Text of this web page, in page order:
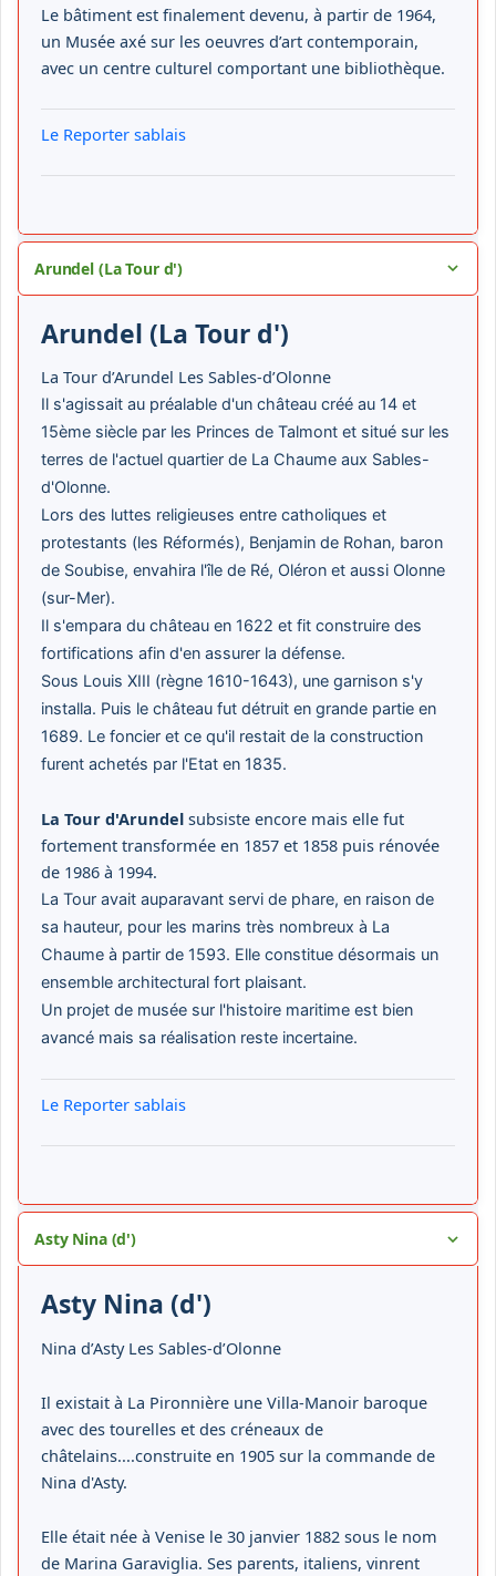
Le bâtiment est finalement devenu, à partir de 1964,
un Musée axé sur les oeuvres d’art contemporain,
avec un centre culturel comportant une bibliothèque.
Le Reporter sablais
Arundel (La Tour d')
Arundel (La Tour d')
La Tour d’Arundel Les Sables-d’Olonne
Il s'agissait au préalable d'un château créé au 14 et
15ème siècle par les Princes de Talmont et situé sur les
terres de l'actuel quartier de La Chaume aux Sables-
d'Olonne.
Lors des luttes religieuses entre catholiques et
protestants (les Réformés), Benjamin de Rohan, baron
de Soubise, envahira l'île de Ré, Oléron et aussi Olonne
(sur-Mer).
Il s'empara du château en 1622 et fit construire des
fortifications afin d'en assurer la défense.
Sous Louis XIII (règne 1610-1643), une garnison s'y
installa. Puis le château fut détruit en grande partie en
1689. Le foncier et ce qu'il restait de la construction
furent achetés par l'Etat en 1835.
La Tour d'Arundel subsiste encore mais elle fut
fortement transformée en 1857 et 1858 puis rénovée
de 1986 à 1994.
La Tour avait auparavant servi de phare, en raison de
sa hauteur, pour les marins très nombreux à La
Chaume à partir de 1593. Elle constitue désormais un
ensemble architectural fort plaisant.
Un projet de musée sur l'histoire maritime est bien
avancé mais sa réalisation reste incertaine.
Le Reporter sablais
Asty Nina (d')
Asty Nina (d')
Nina d’Asty Les Sables-d’Olonne
Il existait à La Pironnière une Villa-Manoir baroque
avec des tourelles et des créneaux de
châtelains....construite en 1905 sur la commande de
Nina d'Asty.
Elle était née à Venise le 30 janvier 1882 sous le nom
de Marina Garaviglia. Ses parents, italiens, vinrent